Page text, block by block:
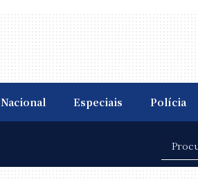
Nacional Especiais Polícia